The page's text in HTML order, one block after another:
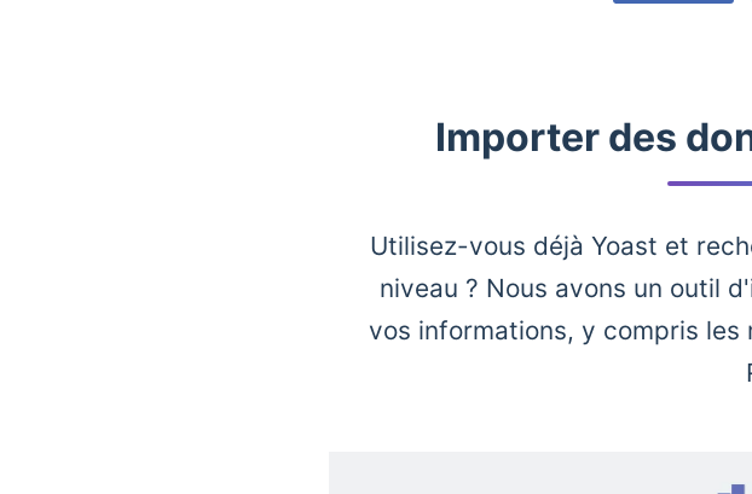
Importer des
Utilisez-vous déjà Yoast et
niveau ? Nous avons un outil
vos informations, y compris